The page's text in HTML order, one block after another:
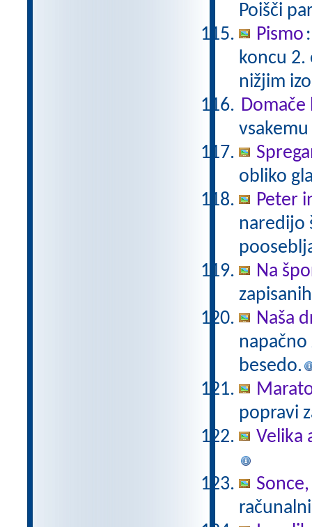
Poišči
Pismo
koncu 2.
nižjim
Domače
obliko
Peter
naredijo
Na
Naša
besedo.
popravi
Velika